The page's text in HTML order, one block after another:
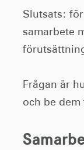
Slutsats:
samarbete
Frågan är
och be